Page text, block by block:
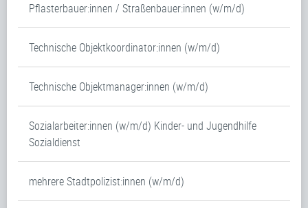
Pflasterbauer:innen / Straßenbauer:innen (w/m/d)
Technische Objektkoordinator:innen (w/m/d)
Technische Objektmanager:innen (w/m/d)
Sozialarbeiter:innen (w/m/d) Kinder- und Jugendhilfe
Sozialdienst
mehrere Stadtpolizist:innen (w/m/d)